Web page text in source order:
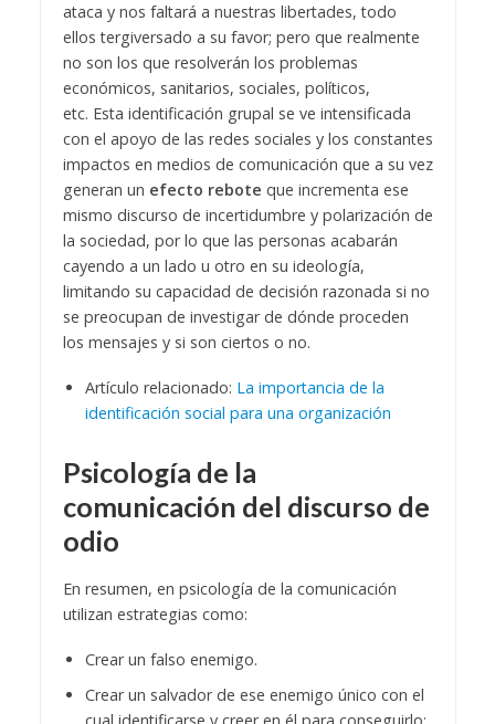
ataca y nos faltará a nuestras libertades, todo
ellos tergiversado a su favor; pero que realmente
no son los que resolverán los problemas
económicos, sanitarios, sociales, políticos,
etc. Esta identificación grupal se ve intensificada
con el apoyo de las redes sociales y los constantes
impactos en medios de comunicación que a su vez
generan un efecto rebote que incrementa ese
mismo discurso de incertidumbre y polarización de
la sociedad, por lo que las personas acabarán
cayendo a un lado u otro en su ideología,
limitando su capacidad de decisión razonada si no
se preocupan de investigar de dónde proceden
los mensajes y si son ciertos o no.
Artículo relacionado: La importancia de la
identificación social para una organización
Psicología de la
comunicación del discurso de
odio
En resumen, en psicología de la comunicación
utilizan estrategias como:
Crear un falso enemigo.
Crear un salvador de ese enemigo único con el